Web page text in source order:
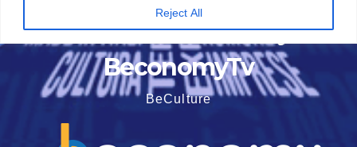
Reject All
BeconomyTv
BeCulture